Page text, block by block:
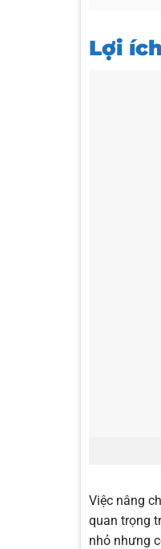
Lợi
Việc nâng
quan trọng
nhỏ nhưng